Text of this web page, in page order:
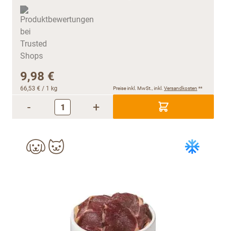
9,98 €
66,53 € / 1 kg Preise inkl. MwSt., inkl. Versandkosten **
- +